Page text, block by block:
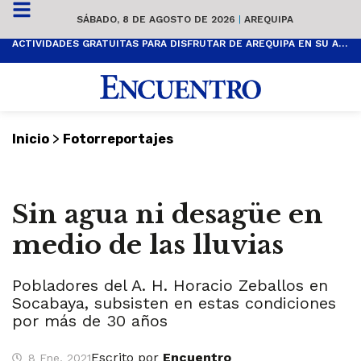
SÁBADO, 8 DE AGOSTO DE 2026 | AREQUIPA
ACTIVIDADES GRATUITAS PARA DISFRUTAR DE AREQUIPA EN SU ANIVERSARIO
Inicio > Fotorreportajes
Sin agua ni desagüe en
medio de las lluvias
Pobladores del A. H. Horacio Zeballos en
Socabaya, subsisten en estas condiciones
por más de 30 años
8 Ene, 2021Escrito por Encuentro